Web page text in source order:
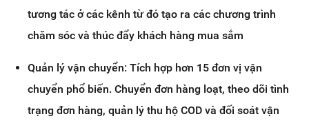
tương tác ở các kênh từ đó tạo ra các chương trình
chăm sóc và thúc đẩy khách hàng mua sắm
Quản lý vận chuyển: Tích hợp hơn 15 đơn vị vận
chuyển phổ biến. Chuyển đơn hàng loạt, theo dõi tình
trạng đơn hàng, quản lý thu hộ COD và đối soát vận